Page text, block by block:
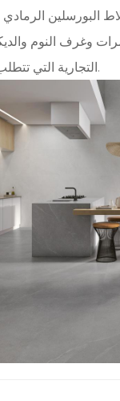
البورسلين
وغرف النوم
التجارية التي تتطلب جمالية خالدة.